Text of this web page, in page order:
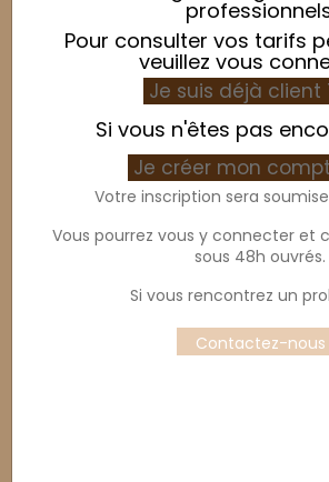
Bac à ingrédients 40L avec
Bac
Pour consulter vos tarifs
veuillez vous
Je suis déjà client
Si vous n'êtes pas
Je créer mon
Votre inscription sera
Vous pourrez vous y connecter et
sous 48h ouvrés.
Si vous rencontrez un
Contactez-nous